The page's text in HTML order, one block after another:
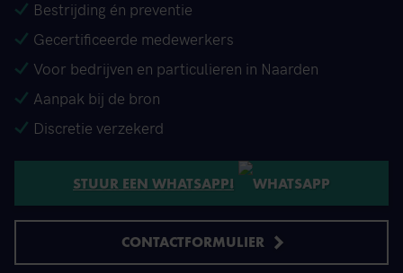
Bestrijding én preventie
Gecertificeerde medewerkers
Voor bedrijven en particulieren in Naarden
Aanpak bij de bron
Discretie verzekerd
STUUR EEN WHATSAPP!
CONTACTFORMULIER